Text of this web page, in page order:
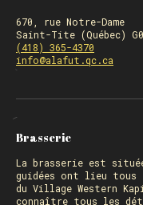
670, rue Notre-Dame
Saint-Tite (Québec)
(418) 365-4370
info@alafut.qc.ca
Brasserie
La brasserie est
guidées ont lieu tous
du Village Western
connaître tous les